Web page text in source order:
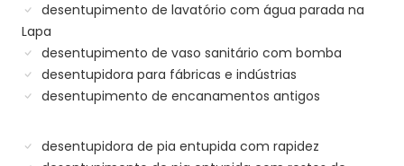
desentupimento de lavatório com água parada na
Lapa
desentupimento de vaso sanitário com bomba
desentupidora para fábricas e indústrias
desentupimento de encanamentos antigos
desentupidora de pia entupida com rapidez